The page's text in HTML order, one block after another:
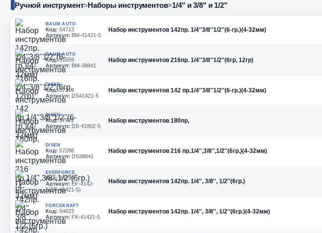
Ручной инструмент>Наборы инструментов>1/4" и 3/8" и 1/2"
BAUM AUTO
Код: 54713
Артикул: BM-41421-5
Набор инструментов 142пр. 1/4''3/8''1/2''(6-гр.)(4-32мм)
BAUM AUTO
Код:51659
Артикул: BM-38841
Набор инструментов 216пр. 1/4''3/8''1/2''(6гр, 12гр)
DISEN
Код:57319
Артикул: DS41421-5
Набор инструментов 142 пр.1/4''3/8''1/2''(6-гр.)(4-32мм)
DISEN
Код:57972
Артикул: DS-41802-5
Набор инструментов 180пр,
DISEN
Код: 57288
Артикул: DS38841
Набор инструментов 216 пр.1/4'',3/8'',1/2''(6гр.)(4-32мм)
EVERFORCE
Код:64296
Артикул: EF-4142-
5(EF-41421-5)
Набор инструментов 142пр. 1/4'', 3/8'', 1/2''(6гр.)
FORCEKRAFT
Код: 54623
Артикул: FK-41421-5
Набор инструментов 142пр. 1/4'', 3/8'', 1/2''(6гр.)(4-32мм)